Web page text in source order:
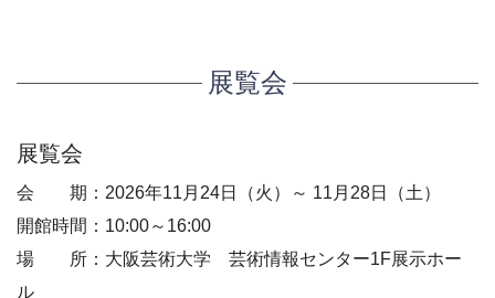
展覧会
展覧会
会 期：2026年11月24日（火）～ 11月28日（土）
開館時間：10:00～16:00
場 所：大阪芸術大学 芸術情報センター1F展示ホー
ル